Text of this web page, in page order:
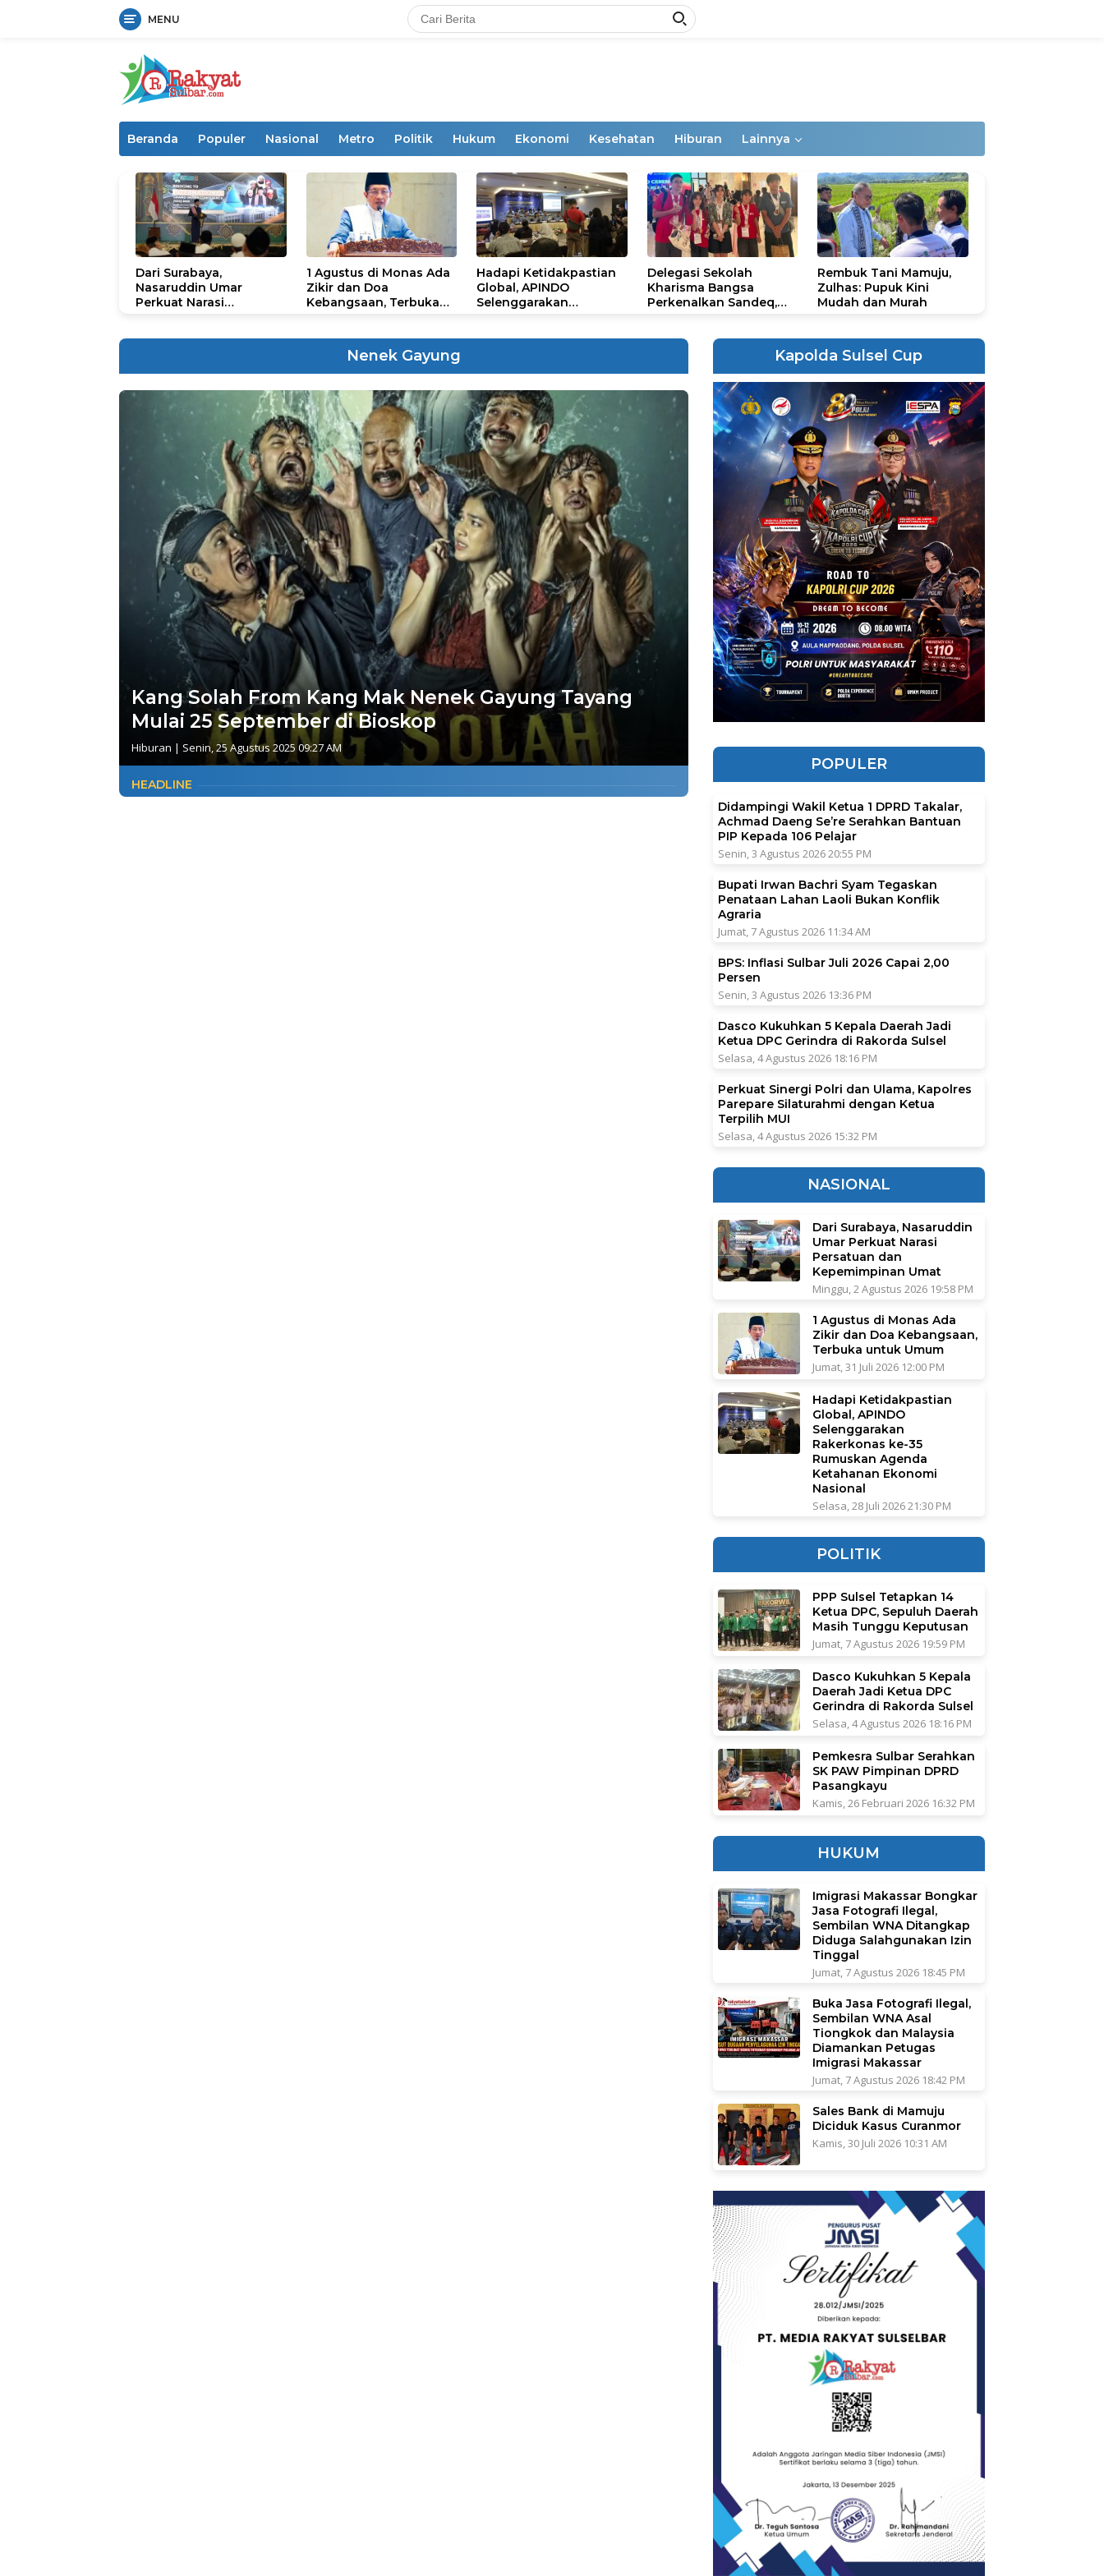
MENU
Beranda Populer Nasional Metro Politik Hukum Ekonomi Kesehatan Hiburan Lainnya
Dari Surabaya,
Nasaruddin Umar
Perkuat Narasi
1 Agustus di Monas Ada
Zikir dan Doa
Kebangsaan, Terbuka
Hadapi Ketidakpastian
Global, APINDO
Selenggarakan
Delegasi Sekolah
Kharisma Bangsa
Perkenalkan Sandeq,
STEAM Olympiad 2026
Rembuk Tani Mamuju,
Zulhas: Pupuk Kini
Mudah dan Murah
Nenek Gayung
Kang Solah From Kang Mak Nenek Gayung Tayang
Mulai 25 September di Bioskop
Hiburan | Senin, 25 Agustus 2025 09:27 AM
HEADLINE
Kapolda Sulsel Cup
POPULER
Didampingi Wakil Ketua 1 DPRD Takalar,
Achmad Daeng Se’re Serahkan Bantuan
PIP Kepada 106 Pelajar
Senin, 3 Agustus 2026 20:55 PM
Bupati Irwan Bachri Syam Tegaskan
Penataan Lahan Laoli Bukan Konflik
Agraria
Jumat, 7 Agustus 2026 11:34 AM
BPS: Inflasi Sulbar Juli 2026 Capai 2,00
Persen
Senin, 3 Agustus 2026 13:36 PM
Dasco Kukuhkan 5 Kepala Daerah Jadi
Ketua DPC Gerindra di Rakorda Sulsel
Selasa, 4 Agustus 2026 18:16 PM
Perkuat Sinergi Polri dan Ulama, Kapolres
Parepare Silaturahmi dengan Ketua
Terpilih MUI
Selasa, 4 Agustus 2026 15:32 PM
NASIONAL
Dari Surabaya, Nasaruddin
Umar Perkuat Narasi
Persatuan dan
Kepemimpinan Umat
Minggu, 2 Agustus 2026 19:58 PM
1 Agustus di Monas Ada
Zikir dan Doa Kebangsaan,
Terbuka untuk Umum
Jumat, 31 Juli 2026 12:00 PM
Hadapi Ketidakpastian
Global, APINDO
Selenggarakan
Rakerkonas ke-35
Rumuskan Agenda
Ketahanan Ekonomi
Nasional
Selasa, 28 Juli 2026 21:30 PM
POLITIK
PPP Sulsel Tetapkan 14
Ketua DPC, Sepuluh Daerah
Masih Tunggu Keputusan
Jumat, 7 Agustus 2026 19:59 PM
Dasco Kukuhkan 5 Kepala
Daerah Jadi Ketua DPC
Gerindra di Rakorda Sulsel
Selasa, 4 Agustus 2026 18:16 PM
Pemkesra Sulbar Serahkan
SK PAW Pimpinan DPRD
Pasangkayu
Kamis, 26 Februari 2026 16:32 PM
HUKUM
Imigrasi Makassar Bongkar
Jasa Fotografi Ilegal,
Sembilan WNA Ditangkap
Diduga Salahgunakan Izin
Tinggal
Jumat, 7 Agustus 2026 18:45 PM
Buka Jasa Fotografi Ilegal,
Sembilan WNA Asal
Tiongkok dan Malaysia
Diamankan Petugas
Imigrasi Makassar
Jumat, 7 Agustus 2026 18:42 PM
Sales Bank di Mamuju
Diciduk Kasus Curanmor
Kamis, 30 Juli 2026 10:31 AM